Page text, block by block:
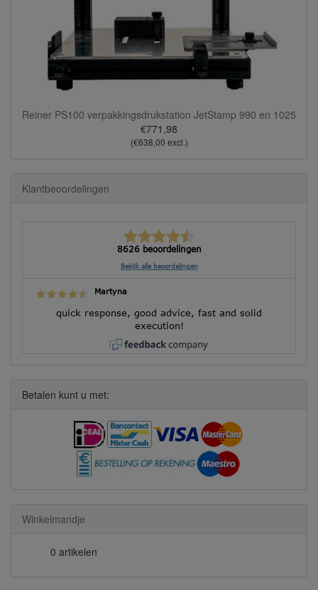
Reiner PS100 verpakkingsdrukstation JetStamp 990 en 1025
€771,98
(€638,00 excl.)
Klantbeoordelingen
8626 beoordelingen
Bekijk alle beoordelingen
Martyna
quick response, good advice, fast and solid
execution!
Betalen kunt u met:
Winkelmandje
0 artikelen